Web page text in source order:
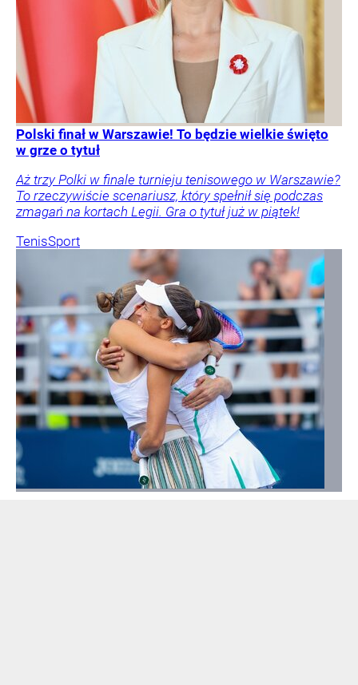
Polski finał w Warszawie! To będzie wielkie święto
w grze o tytuł
Aż trzy Polki w finale turnieju tenisowego w Warszawie?
To rzeczywiście scenariusz, który spełnił się podczas
zmagań na kortach Legii. Gra o tytuł już w piątek!
TenisSport